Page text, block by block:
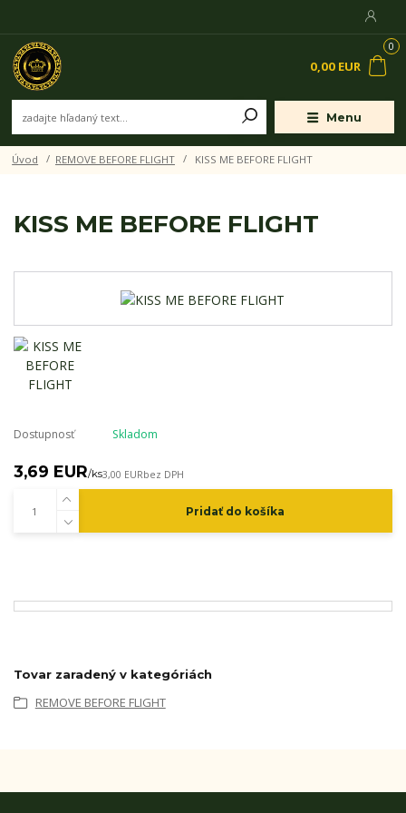
Menu
0
0,00 EUR
Úvod REMOVE BEFORE FLIGHT KISS ME BEFORE FLIGHT
KISS ME BEFORE FLIGHT
Dostupnosť Skladom
3,69 EUR/ks3,00 EURbez DPH
Pridať do košíka
Tovar zaradený v kategóriách
REMOVE BEFORE FLIGHT